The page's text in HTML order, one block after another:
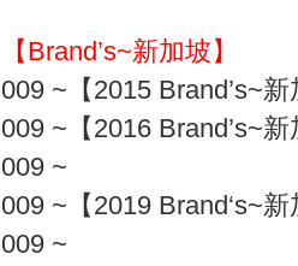
【Brand’s~新加坡】
009 ~【2015 Brand’s~
009 ~【2016 Brand’s~
009 ~
009 ~【2019 Brand‘s~
009 ~